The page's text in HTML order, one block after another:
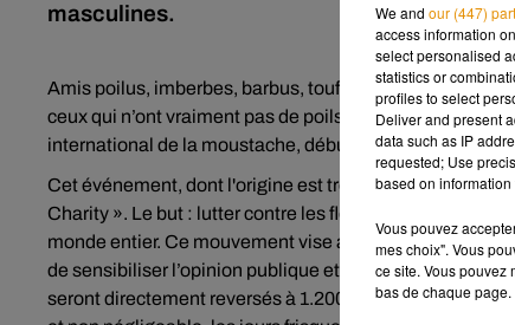
masculines.
Amis poilus, imberbes, barbus, touffus… c’est le
ceux qui n’ont vraiment pas de poils au-dessus de la
international de la moustache, débute ce mois-ci !
Cet événement, dont l'origine est très sérieuse, est
Charity ». Le but : lutter contre les fléaux que sont le
monde entier. Ce mouvement vise aussi à inciter les
de sensibiliser l’opinion publique et lever des fonds
seront directement reversés à 1.200 projets relatifs à la
We and our (447)
access information
select personalised
statistics or
profiles to select
Deliver and present
data such as IP
requested; Use
based on
Vous pouvez
mes choix". Vous
ce site. Vous pouvez
bas de chaque page.